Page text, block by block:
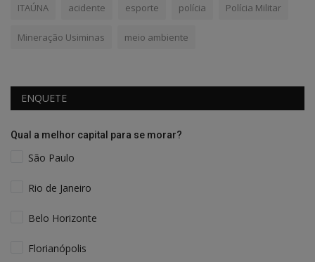
ITAÚNA acidente esporte polícia Polícia Militar
Mineração Usiminas meio ambiente
ENQUETE
Qual a melhor capital para se morar?
São Paulo
Rio de Janeiro
Belo Horizonte
Florianópolis